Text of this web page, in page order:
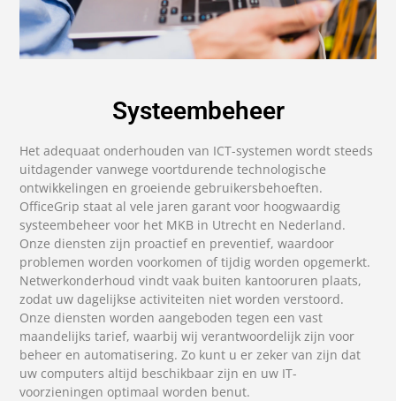
Systeembeheer
Het adequaat onderhouden van ICT-systemen wordt steeds
uitdagender vanwege voortdurende technologische
ontwikkelingen en groeiende gebruikersbehoeften.
OfficeGrip staat al vele jaren garant voor hoogwaardig
systeembeheer voor het MKB in Utrecht en Nederland.
Onze diensten zijn proactief en preventief, waardoor
problemen worden voorkomen of tijdig worden opgemerkt.
Netwerkonderhoud vindt vaak buiten kantooruren plaats,
zodat uw dagelijkse activiteiten niet worden verstoord.
Onze diensten worden aangeboden tegen een vast
maandelijks tarief, waarbij wij verantwoordelijk zijn voor
beheer en automatisering. Zo kunt u er zeker van zijn dat
uw computers altijd beschikbaar zijn en uw IT-
voorzieningen optimaal worden benut.